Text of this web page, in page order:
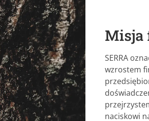
Misja
SERRA
wzrostem
naciskowi